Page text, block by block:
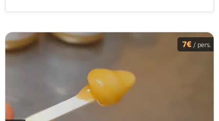
7€ / pers.